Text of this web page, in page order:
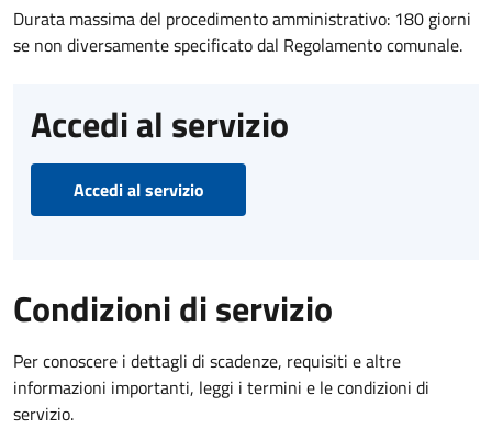
Durata massima del procedimento amministrativo: 180 giorni
se non diversamente specificato dal Regolamento comunale.
Accedi al servizio
Accedi al servizio
Condizioni di servizio
Per conoscere i dettagli di scadenze, requisiti e altre
informazioni importanti, leggi i termini e le condizioni di
servizio.